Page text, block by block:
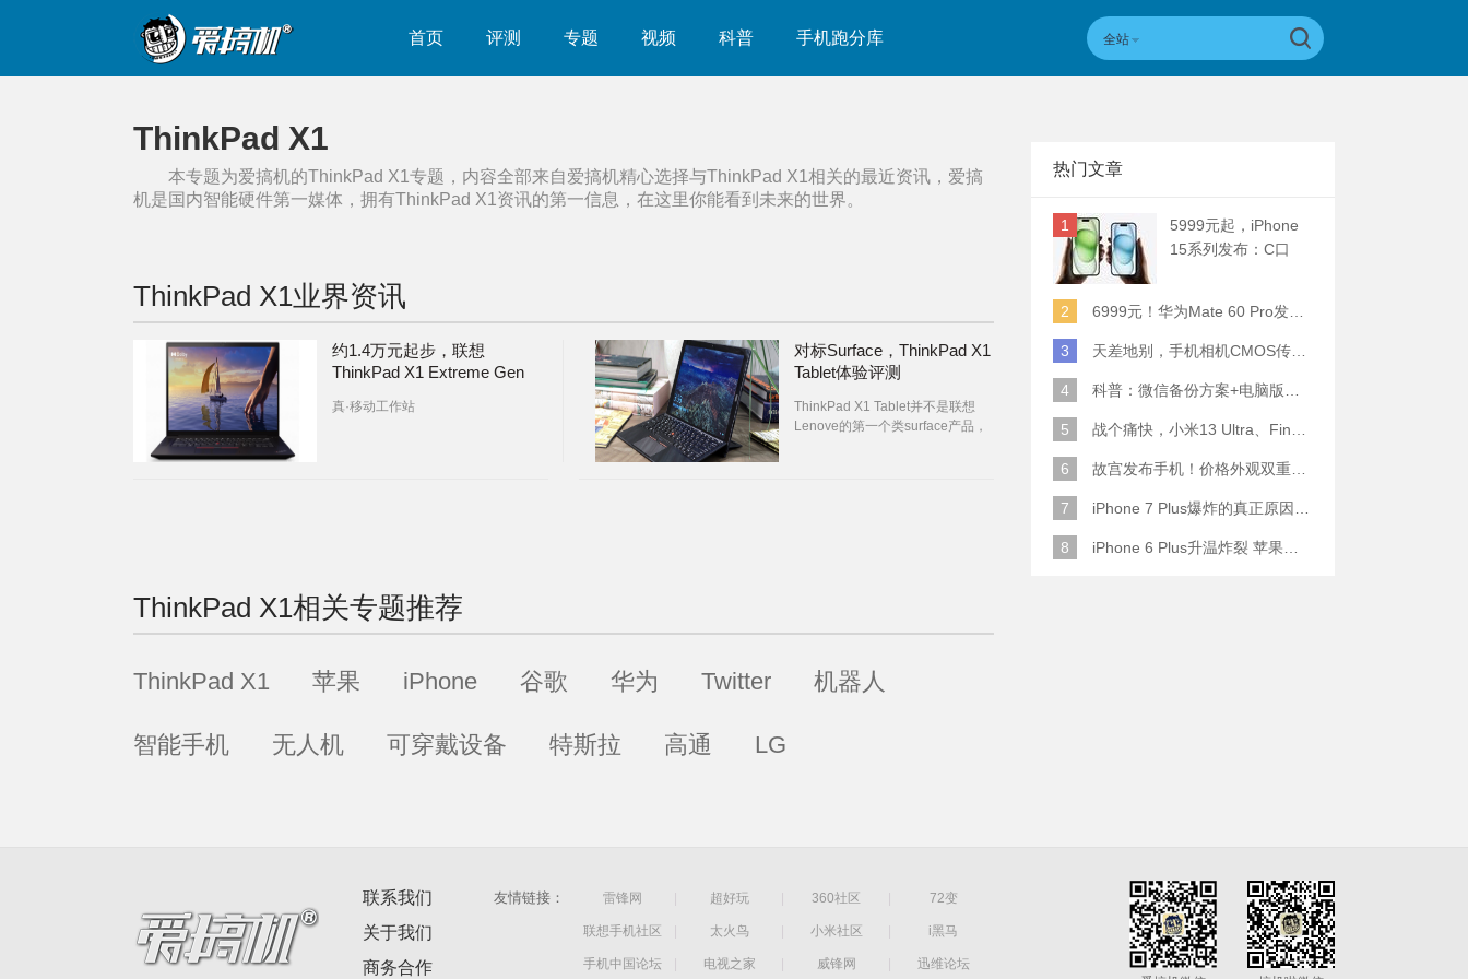
首页 评测 专题 视频 科普 手机跑分库 全站
ThinkPad X1
本专题为爱搞机的ThinkPad X1 专题，内容全部来自爱搞机精心选择与ThinkPad X1 相关的最近资讯，爱搞
机是国内智能硬件第一媒体，拥有ThinkPad X1 资讯的第一信息，在这里你能看到未来的世界。
ThinkPad X1业界资讯
约1.4万元起步，联想
ThinkPad X1 Extreme Gen
真·移动工作站
对标Surface，ThinkPad X1
Tablet体验评测
ThinkPad X1 Tablet并不是联想
Lenove的第一个类surface产品，
ThinkPad X1相关专题推荐
ThinkPad X1 苹果 iPhone 谷歌 华为 Twitter 机器人
智能手机 无人机 可穿戴设备 特斯拉 高通 LG
热门文章
1
5999元起，iPhone
15系列发布：C口
2
6999元！华为Mate 60 Pro发布：麒麟9000S+卫星通话 (附初步跑分)
3 天差地别，手机相机CMOS传感器实际面积对比
4 科普：微信备份方案+电脑版丢失数据恢复指南
5 战个痛快，小米13 Ultra、Find X6 Pro、vivo X90 Pro+、小米12SU拍照横评
6 故宫发布手机！价格外观双重逆天！
7 iPhone 7 Plus爆炸的真正原因原来是这样
8 iPhone 6 Plus升温炸裂 苹果赔了一部全新的
联系我们
关于我们
商务合作
友情链接： 雷锋网 超好玩 360社区 72变
联想手机社区 太火鸟 小米社区 i黑马
手机中国论坛 电视之家 威锋网
迅维论坛